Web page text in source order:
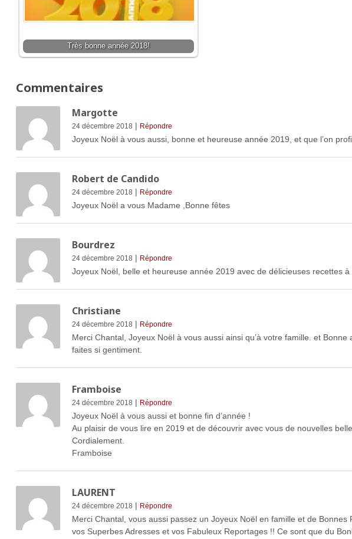
Très bonne année 2018!
Commentaires
Margotte
24 décembre 2018 | Répondre
Joyeux Noël à vous aussi, bonne et heureuse année 2019, et que l’on
Robert de Candido
24 décembre 2018 | Répondre
Joyeux Noël a vous Madame ,Bonne fêtes
Bourdrez
24 décembre 2018 | Répondre
Joyeux Noël, belle et heureuse année 2019 avec de délicieuses recettes à
Christiane
24 décembre 2018 | Répondre
Merci Chantal, Joyeux Noël à vous aussi ainsi qu’à votre famille. et
faites si gentiment.
Framboise
24 décembre 2018 | Répondre
Joyeux Noël à vous aussi et bonne fin d’année !
Au plaisir de vous lire en 2019 et de découvrir avec vous de nouvelles
Cordialement.
Framboise
LAURENT
24 décembre 2018 | Répondre
Merci Chantal, vous aussi passez un Joyeux Noël en famille et de
vos Superbes Adresses et vos Fabuleux Reportages !! Ce sont que du